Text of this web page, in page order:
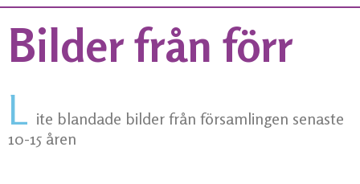
Bilder från förr
L ite blandade bilder från församlingen senaste
10-15 åren